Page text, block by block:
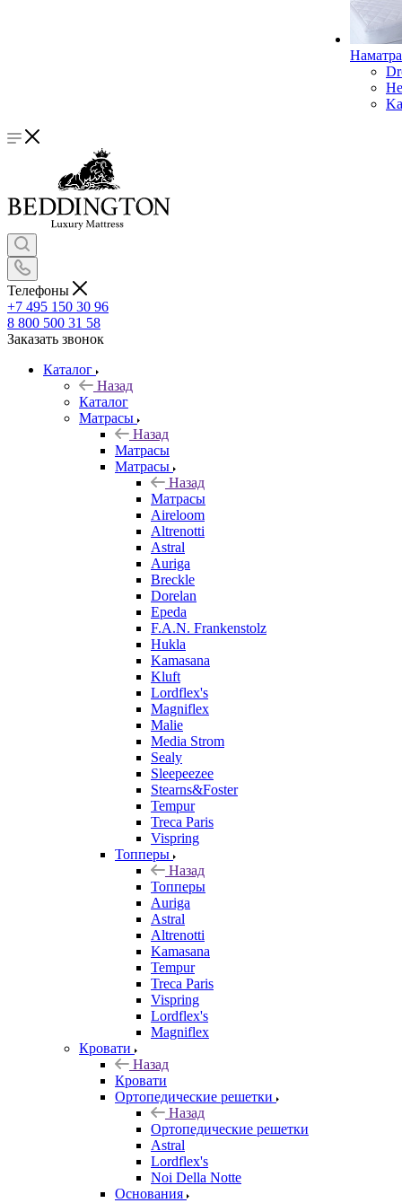
Телефоны
+7 495 150 30 96
8 800 500 31 58
Заказать звонок
Каталог
Назад
Каталог
Матрасы
Назад
Матрасы
Матрасы
Назад
Матрасы
Aireloom
Altrenotti
Astral
Auriga
Breckle
Dorelan
Epeda
F.A.N. Frankenstolz
Hukla
Kamasana
Kluft
Lordflex's
Magniflex
Malie
Media Strom
Sealy
Sleepeezee
Stearns&Foster
Tempur
Treca Paris
Vispring
Топперы
Назад
Топперы
Auriga
Astral
Altrenotti
Kamasana
Tempur
Treca Paris
Vispring
Lordflex's
Magniflex
Кровати
Назад
Кровати
Ортопедические решетки
Назад
Ортопедические решетки
Astral
Lordflex's
Noi Della Notte
Основания